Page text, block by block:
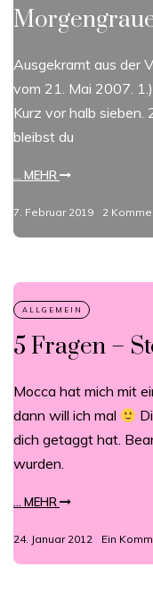
Ausgekramt aus der
vom 21. Mai 2007.
Kurz vor halb
bleibst du
... MEHR
7. Februar 2019 2
5 Fragen –
Mocca hat mich mit
dann will ich mal
dich getaggt hat.
wurden.
... MEHR
24. Januar 2012 Ein